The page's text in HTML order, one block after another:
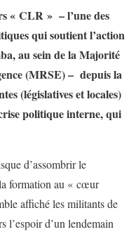
« CLR » – l’une des
qui soutient l’action
au sein de la Majorité
(MRSE) – depuis la
(législatives et locales)
politique interne, qui
d’assombrir le
formation au « cœur
affiché les militants de
l’espoir d’un lendemain